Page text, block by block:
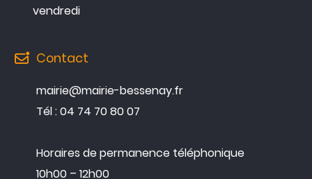
vendredi
Contact
mairie@mairie-bessenay.fr
Tél : 04 74 70 80 07
Horaires de permanence téléphonique
10h00 – 12h00